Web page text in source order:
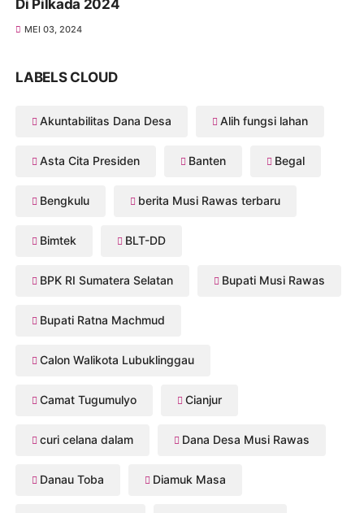
Di Pilkada 2024
MEI 03, 2024
LABELS CLOUD
Akuntabilitas Dana Desa Alih fungsi lahan
Asta Cita Presiden Banten Begal
Bengkulu berita Musi Rawas terbaru
Bimtek BLT-DD
BPK RI Sumatera Selatan Bupati Musi Rawas
Bupati Ratna Machmud
Calon Walikota Lubuklinggau
Camat Tugumulyo Cianjur
curi celana dalam Dana Desa Musi Rawas
Danau Toba Diamuk Masa